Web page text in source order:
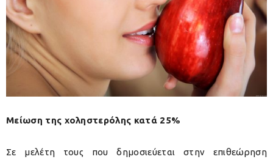
Μείωση της χοληστερόλης κατά 25%
Σε μελέτη τους που δημοσιεύεται στην επιθεώρηση